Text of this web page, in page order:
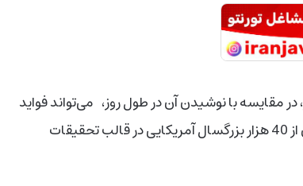
مقایسه با نوشیدن آن در طول روز، می‌تواند فواید
به‌مراتب بیشتری برای سلامتی داشته باشد. این مطالعه روی بیش از 40 هزار بزرگسال آمریکایی در قالب تحقیقات